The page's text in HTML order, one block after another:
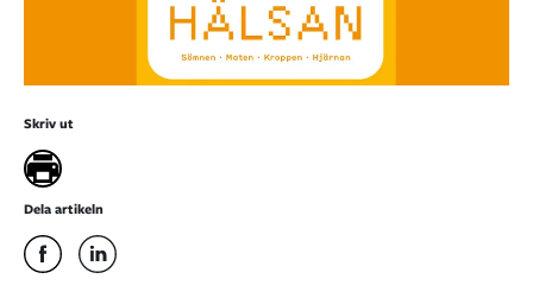
Skriv ut
Dela artikeln